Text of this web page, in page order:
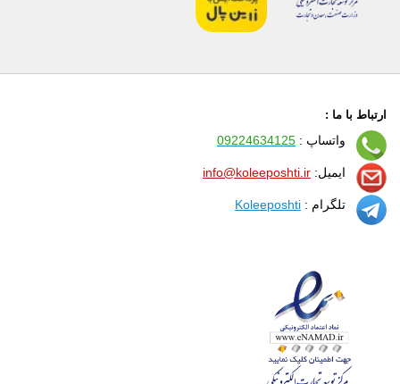
ارتباط با ما :
واتساپ : 09224634125
ایمیل: info@koleeposhti.ir
تلگرام : Koleeposhti